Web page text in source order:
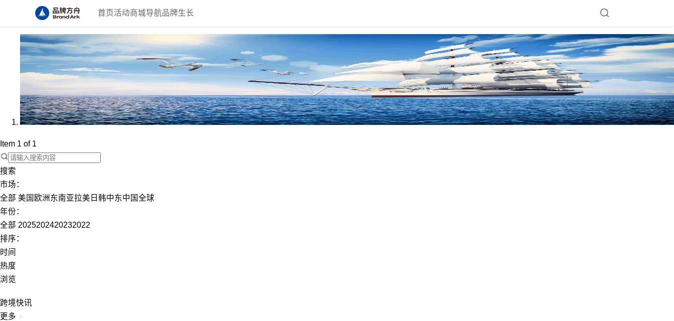
首页 活动商城导航品牌生长
Item 1 of 1
搜索
市场：
全部 美国 欧洲 东南亚拉美 日韩中东中国 全球
年份：
全部 2025202420232022
排序：
时间
热度
浏览
跨境快讯
更多